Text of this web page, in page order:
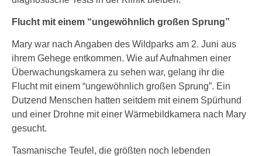
Flucht mit einem “ungewöhnlich großen Sprung”
Mary war nach Angaben des Wildparks am 2. Juni aus
ihrem Gehege entkommen. Wie auf Aufnahmen einer
Überwachungskamera zu sehen war, gelang ihr die
Flucht mit einem “ungewöhnlich großen Sprung”. Ein
Dutzend Menschen hatten seitdem mit einem Spürhund
und einer Drohne mit einer Wärmebildkamera nach Mary
gesucht.
Tasmanische Teufel, die größten noch lebenden